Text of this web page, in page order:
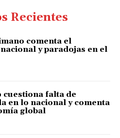
Recientes
comenta el
y paradojas en el
cuestiona falta de
en lo nacional y comenta
global